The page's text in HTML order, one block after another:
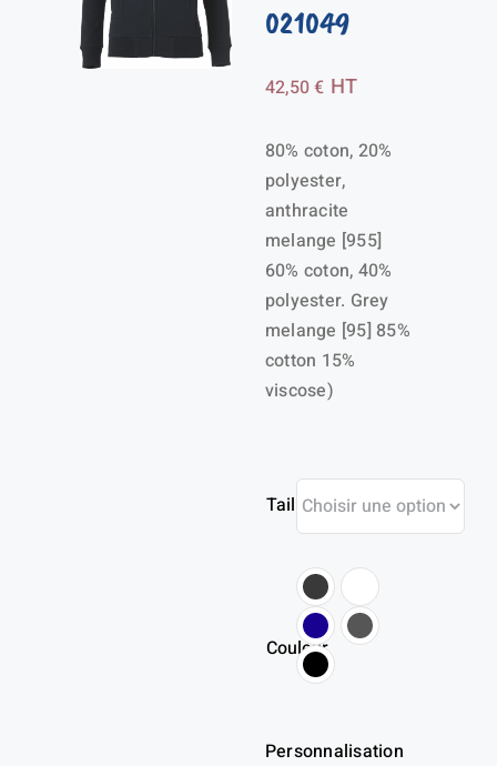
021049
42,50€ HT
80% coton, 20%
polyester,
anthracite
melange [955]
60% coton, 40%
polyester. Grey
melange [95] 85%
cotton 15%
viscose)
Taille
Couleur
Personnalisation